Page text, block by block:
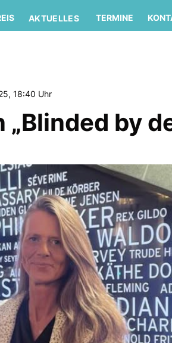
AKTUELLES TERMINE
18:40 Uhr
„Blinded by